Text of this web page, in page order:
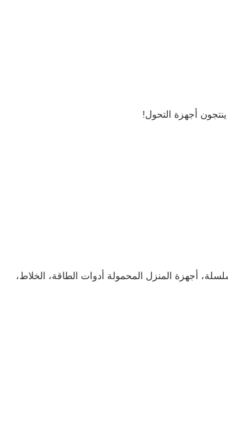
ينتجون أجهزة التحول!
أجهزة المنزل المحمولة أدوات الطاقة، الخلاط،